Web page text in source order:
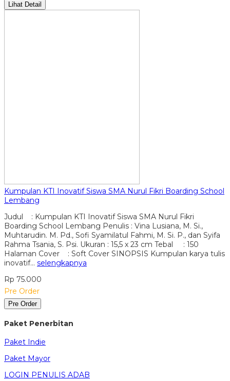
Lihat Detail
Kumpulan KTI Inovatif Siswa SMA Nurul Fikri Boarding School
Lembang
Judul : Kumpulan KTI Inovatif Siswa SMA Nurul Fikri
Boarding School Lembang Penulis : Vina Lusiana, M. Si.,
Muhtarudin. M. Pd., Sofi Syamilatul Fahmi, M. Si. P., dan Syifa
Rahma Tsania, S. Psi. Ukuran : 15,5 x 23 cm Tebal : 150
Halaman Cover : Soft Cover SINOPSIS Kumpulan karya tulis
inovatif… selengkapnya
Rp 75.000
Pre Order
Pre Order
Paket Penerbitan
Paket Indie
Paket Mayor
LOGIN PENULIS ADAB